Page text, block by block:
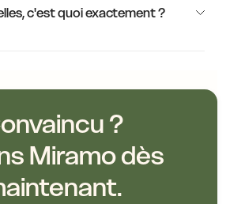
c'est quoi exactement ?
?
Miramo dès